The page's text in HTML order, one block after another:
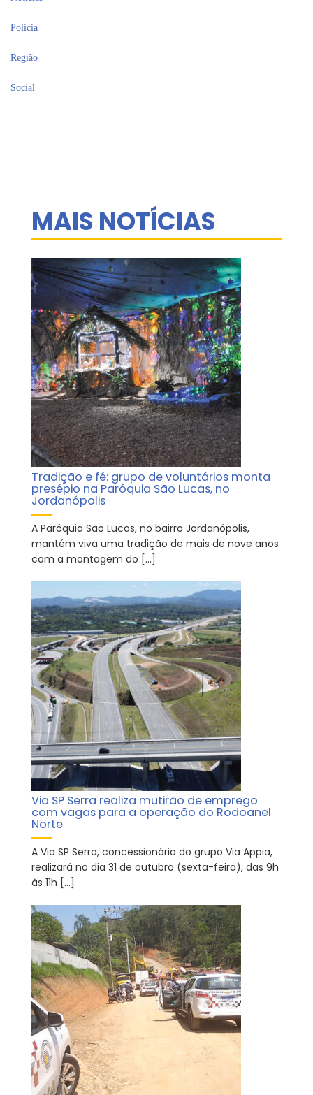
Polícia
Região
Social
MAIS NOTÍCIAS
Tradição e fé: grupo de voluntários monta
presépio na Paróquia São Lucas, no
Jordanópolis
A Paróquia São Lucas, no bairro Jordanópolis,
mantém viva uma tradição de mais de nove anos
com a montagem do […]
Via SP Serra realiza mutirão de emprego
com vagas para a operação do Rodoanel
Norte
A Via SP Serra, concessionária do grupo Via Appia,
realizará no dia 31 de outubro (sexta-feira), das 9h
às 11h […]